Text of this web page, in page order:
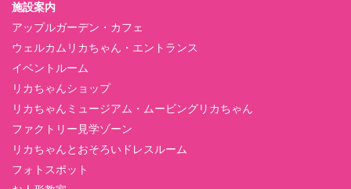
施設案内
アップルガーデン・カフェ
ウェルカムリカちゃん・エントランス
イベントルーム
リカちゃんショップ
リカちゃんミュージアム・ムービングリカちゃん
ファクトリー見学ゾーン
リカちゃんとおそろいドレスルーム
フォトスポット